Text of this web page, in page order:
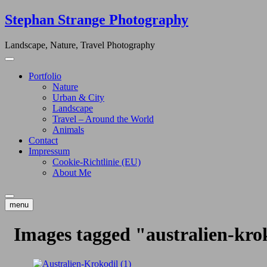
Skip
to
Stephan Strange Photography
Landscape, Nature, Travel Photography
Portfolio
Nature
Urban & City
Landscape
Travel – Around the World
Animals
Contact
Impressum
Cookie-Richtlinie (EU)
About Me
menu
Images tagged "australien-